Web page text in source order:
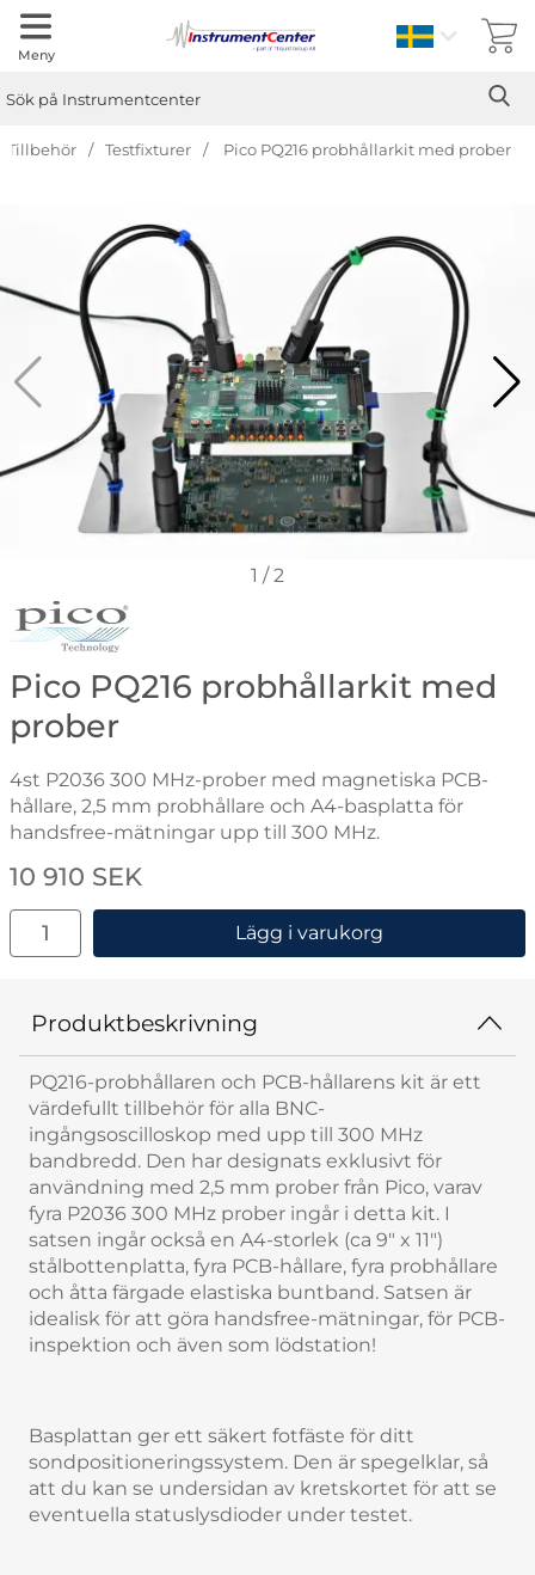
Meny Sverige
Tillbehör Testfixturer Pico PQ216 probhållarkit med prober
1 /2
Gå till varumärkessidan för Pico
Pico PQ216 probhållarkit med
prober
4st P2036 300 MHz-prober med magnetiska PCB-
hållare, 2,5 mm probhållare och A4-basplatta för
handsfree-mätningar upp till 300 MHz.
Handla denna produkt Pico PQ216 probhållarkit med
pris
10 910 SEK
antal
Lägg i varukorg
Produktbeskrivning
PQ216-probhållaren och PCB-hållarens kit är ett
värdefullt tillbehör för alla BNC-
ingångsoscilloskop med upp till 300 MHz
bandbredd. Den har designats exklusivt för
användning med 2,5 mm prober från Pico, varav
fyra P2036 300 MHz prober ingår i detta kit. I
satsen ingår också en A4-storlek (ca 9" x 11")
stålbottenplatta, fyra PCB-hållare, fyra probhållare
och åtta färgade elastiska buntband. Satsen är
idealisk för att göra handsfree-mätningar, för PCB-
inspektion och även som lödstation!
Basplattan ger ett säkert fotfäste för ditt
sondpositioneringssystem. Den är spegelklar, så
att du kan se undersidan av kretskortet för att se
eventuella statuslysdioder under testet.